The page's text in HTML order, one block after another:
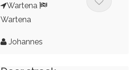
Wartena
Wartena
Johannes